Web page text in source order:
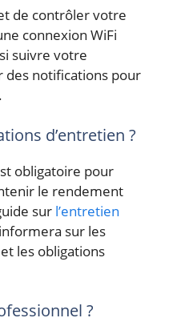
de contrôler votre
connexion WiFi
suivre votre
notifications pour
d’entretien ?
obligatoire pour
le rendement
sur l’entretien
sur les
les obligations
?